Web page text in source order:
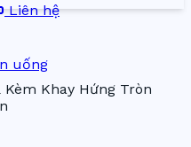
Liên hệ
uống
Kèm Khay Hứng Tròn